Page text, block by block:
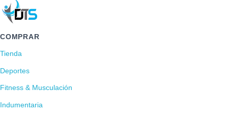
COMPRAR
Tienda
Deportes
Fitness & Musculación
Indumentaria